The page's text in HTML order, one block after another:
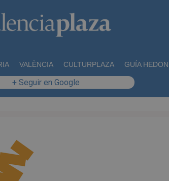
VALÈNCIA CULTURPLAZA GUÍA
+ Seguir en Google